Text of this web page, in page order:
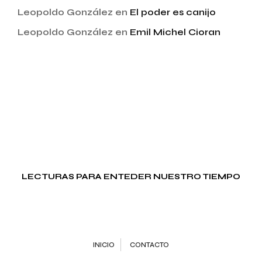
Leopoldo González en El poder es canijo
Leopoldo González en Emil Michel Cioran
LECTURAS PARA ENTEDER NUESTRO TIEMPO
INICIO CONTACTO